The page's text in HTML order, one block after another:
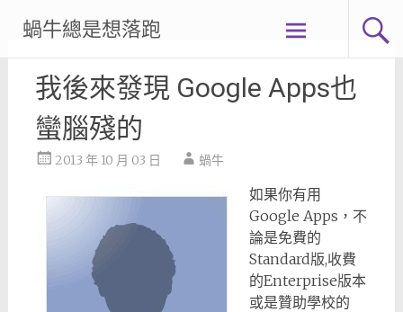
content
蝸牛總是想落跑
我後來發現 Google Apps也
蠻腦殘的
2013 年 10 月 03 日 蝸牛
如果你有用
Google Apps，不
論是免費的
Standard版,收費
的Enterprise版本
或是贊助學校的